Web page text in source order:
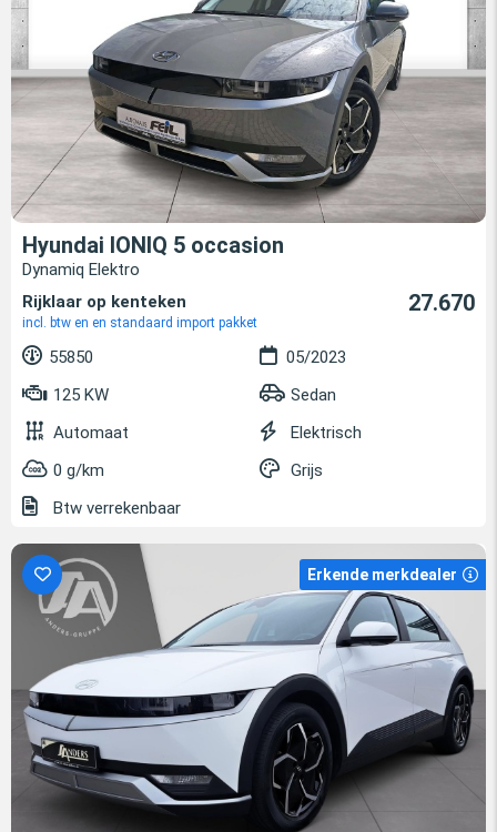
Hyundai IONIQ 5 occasion
Dynamiq Elektro
Rijklaar op kenteken
incl. btw en en standaard import pakket
27.670
55850
05/2023
125 KW
Sedan
Automaat
Elektrisch
0 g/km
Grijs
Btw verrekenbaar
Erkende merkdealer